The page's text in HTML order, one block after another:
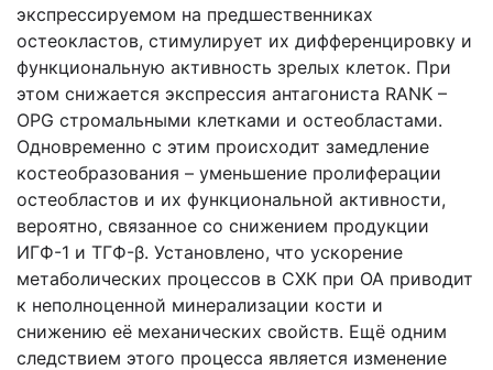
экспрессируемом на предшественниках
остеокластов, стимулирует их дифференцировку и
функциональную активность зрелых клеток. При
этом снижается экспрессия антагониста RANK –
ОPG стромальными клетками и остеобластами.
Одновременно с этим происходит замедление
костеобразования – уменьшение пролиферации
остеобластов и их функциональной активности,
вероятно, связанное со снижением продукции
ИГФ-1 и ТГФ-β. Установлено, что ускорение
метаболических процессов в СХК при ОА приводит
к неполноценной минерализации кости и
снижению её механических свойств. Ещё одним
следствием этого процесса является изменение